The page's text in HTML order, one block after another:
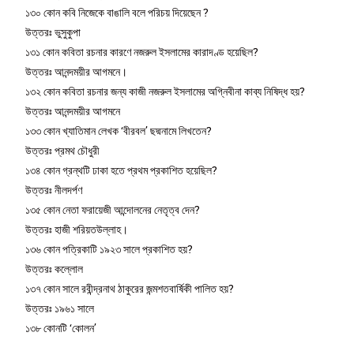
১৩০ কোন কবি নিজেকে বাঙালি বলে পরিচয় দিয়েছেন ?
উত্তরঃ ভুসুকুপা
১৩১ কোন কবিতা রচনার কারণে নজরুল ইসলামের কারাদণ্ড হয়েছিল?
উত্তরঃ আনন্দময়ীর আগমনে।
১৩২ কোন কবিতা রচনার জন্য কাজী নজরুল ইসলামের অগ্নিবীনা কাব্য নিষিদ্ধ হয়?
উত্তরঃ আনন্দময়ীর আগমনে
১৩৩ কোন খ্যাতিমান লেখক ‘বীরবল’ ছদ্মনামে লিখতেন?
উত্তরঃ প্রমথ চৌধুরী
১৩৪ কোন গ্রন্থটি ঢাকা হতে প্রথম প্রকাশিত হয়েছিল?
উত্তরঃ নীলদর্পণ
১৩৫ কোন নেতা ফরায়েজী আন্দোলনের নেতৃত্ব দেন?
উত্তরঃ হাজী শরিয়তউল্লাহ।
১৩৬ কোন পত্রিকাটি ১৯২৩ সালে প্রকাশিত হয়?
উত্তরঃ কল্লোল
১৩৭ কোন সালে রবীন্দ্রনাথ ঠাকুরের জন্মশতবার্ষিকী পালিত হয়?
উত্তরঃ ১৯৬১ সালে
১৩৮ কোনটি ‘কোলন’